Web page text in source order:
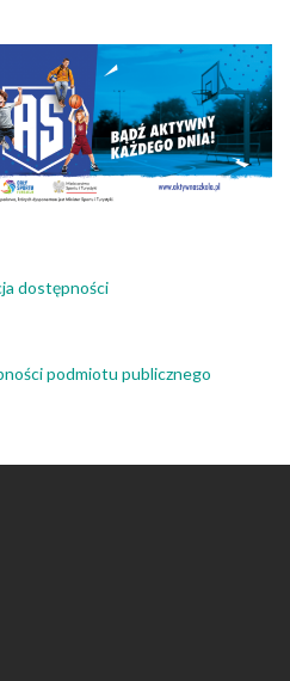
dostępności
podmiotu publicznego